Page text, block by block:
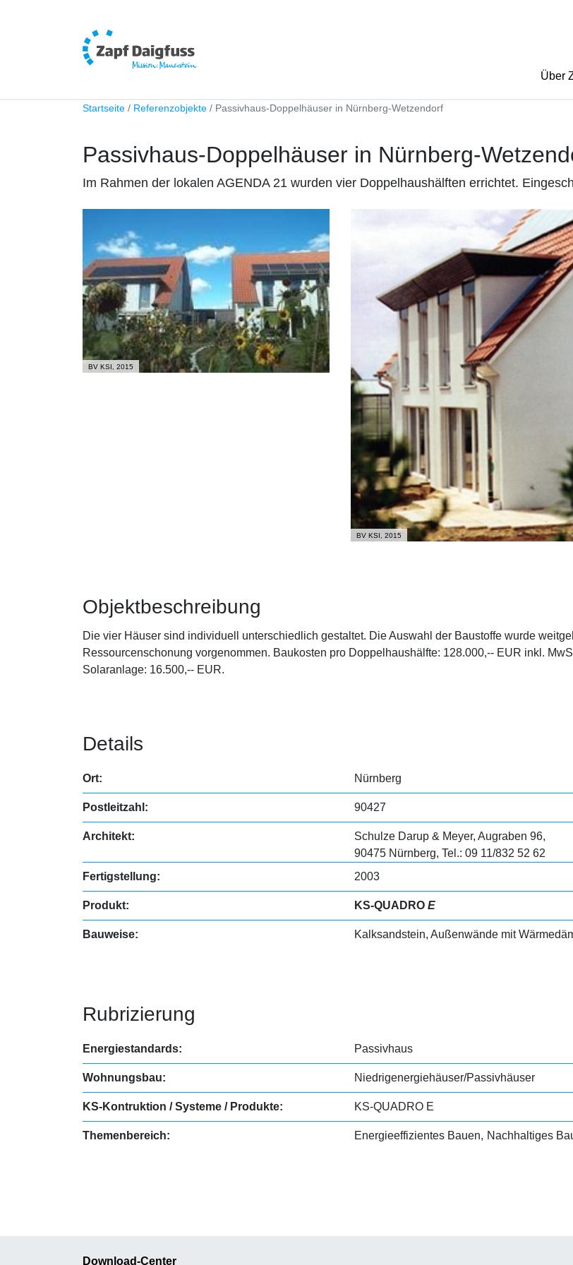
Über
Startseite Referenzobjekte Passivhaus-Doppelhäuser in Nürnberg-Wetzendorf
Passivhaus-Doppelhäuser in Nürnberg-
Im Rahmen der lokalen AGENDA 21 wurden vier Doppelhaushälften errichtet.
BV KSI, 2015
BV KSI, 2015
Objektbeschreibung
Die vier Häuser sind individuell unterschiedlich gestaltet. Die Auswahl der Baustoffe wurde
Ressourcenschonung vorgenommen. Baukosten pro Doppelhaushälfte: 128.000,-- EUR inkl.
Solaranlage: 16.500,-- EUR.
Details
Ort: Nürnberg
Postleitzahl: 90427
Architekt:
Schulze Darup & Meyer, Augraben 96,
90475 Nürnberg, Tel.: 09 11/832 52 62
Fertigstellung:
2003
Produkt: KS-QUADRO E
Bauweise: Kalksandstein, Außenwände mit
Rubrizierung
Energiestandards: Passivhaus
Wohnungsbau: Niedrigenergiehäuser/Passivhäuser
KS-Kontruktion / Systeme / Produkte: KS-QUADRO E
Themenbereich: Energieeffizientes Bauen Nachhaltiges
Download-Center